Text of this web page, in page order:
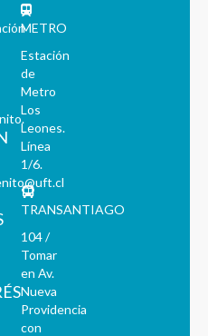
METRO
Estación
de
Metro
Los
Leones.
Línea
1/6.
TRANSANTIAGO
104 /
Tomar
en Av.
Nueva
Providencia
con